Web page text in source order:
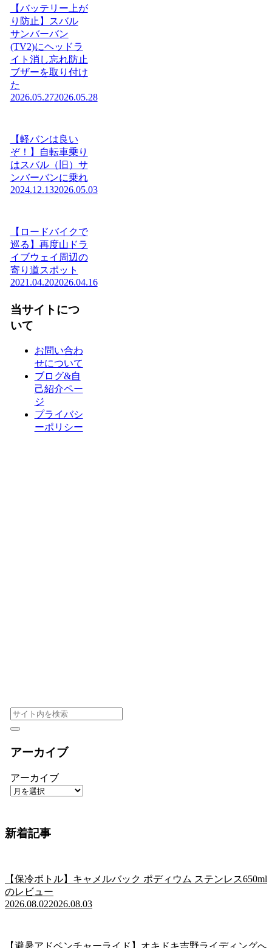
【バッテリー上が
り防止】スバル
サンバーバン
(TV2)にヘッドラ
イト消し忘れ防止
ブザーを取り付け
た
2026.05.272026.05.28
【軽バンは良い
ぞ！】自転車乗り
はスバル（旧）サ
ンバーバンに乗れ
2024.12.132026.05.03
【ロードバイクで
巡る】再度山ドラ
イブウェイ周辺の
寄り道スポット
2021.04.202026.04.16
当サイトにつ
いて
お問い合わ
せについて
ブログ&自
己紹介ペー
ジ
プライバシ
ーポリシー
アーカイブ
アーカイブ
新着記事
【保冷ボトル】キャメルバック ポディウム ステンレス650ml
のレビュー
2026.08.022026.08.03